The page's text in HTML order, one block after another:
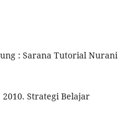
: Sarana Tutorial Nurani
Strategi Belajar